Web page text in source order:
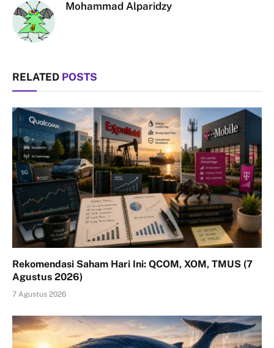
Mohammad Alparidzy
RELATED POSTS
Rekomendasi Saham Hari Ini: QCOM, XOM, TMUS (7
Agustus 2026)
7 Agustus 2026